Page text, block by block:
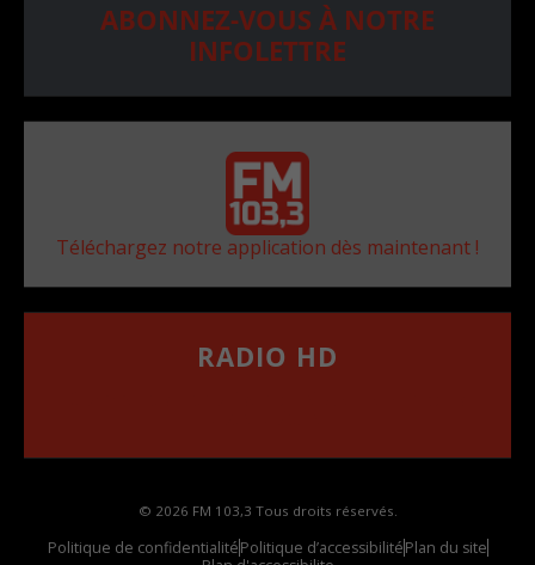
ABONNEZ-VOUS À NOTRE
INFOLETTRE
Téléchargez notre application dès maintenant !
RADIO HD
© 2026 FM 103,3 Tous droits réservés.
Politique de confidentialitéPolitique d’accessibilitéPlan du site